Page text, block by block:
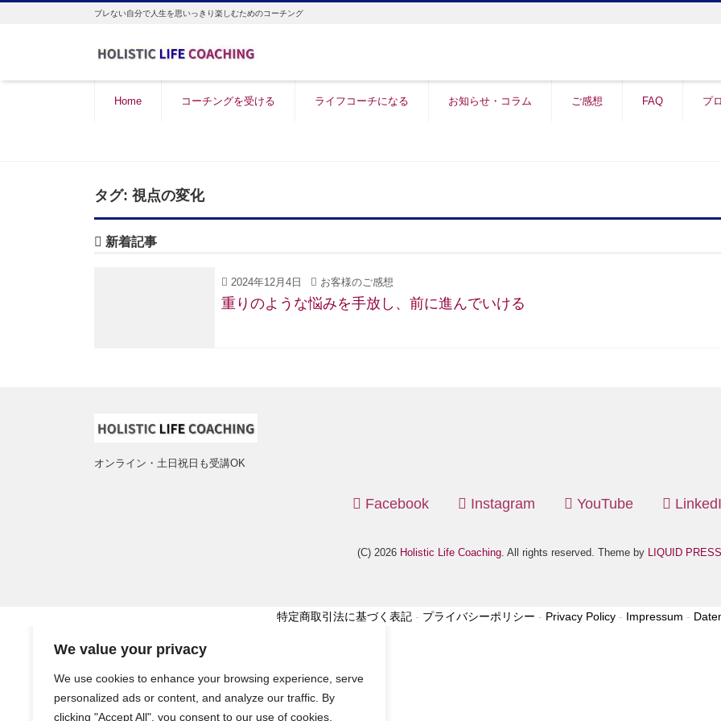
We value your privacy
We use cookies to enhance your browsing experience, serve
personalized ads or content, and analyze our traffic. By
clicking "Accept All", you consent to our use of cookies.
ブレない自分で人生を思いっきり楽しむためのコーチング
Home コーチングを受ける ライフコーチになる お知らせ・コラム ご感想 FAQ プ
タグ: 視点の変化
新着記事
2024年12月4日 お客様のご感想
重りのような悩みを手放し、前に進んでいける
オンライン・土日祝日も受講OK
Facebook Instagram YouTube
(C) 2026 Holistic Life Coaching. All rights reserved. Theme by LIQUID PRESS
特定商取引法に基づく表記- プライバシーポリシー - Privacy Policy- Impressum -